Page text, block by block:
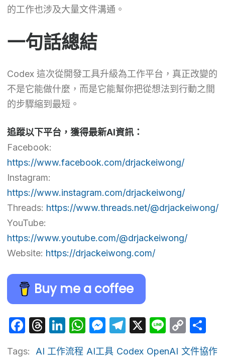
的工作也涉及大量文件溝通。
一句話總結
Codex 這次從開發工具升級為工作平台，真正改變的
不是它能做什麼，而是它能幫你把從想法到行動之間
的步驟縮到最短。
追蹤以下平台，獲得最新AI資訊：
Facebook:
https://www.facebook.com/drjackeiwong/
Instagram:
https://www.instagram.com/drjackeiwong/
Threads: https://www.threads.net/@drjackeiwong/
YouTube:
https://www.youtube.com/@drjackeiwong/
Website: https://drjackeiwong.com/
Buy me a coffee
Facebook
Threads
LinkedIn
WhatsApp
Messenger
Telegram
X LineCopy
Link
Tags: AI 工作流程 AI工具 Codex OpenAI 文件協作